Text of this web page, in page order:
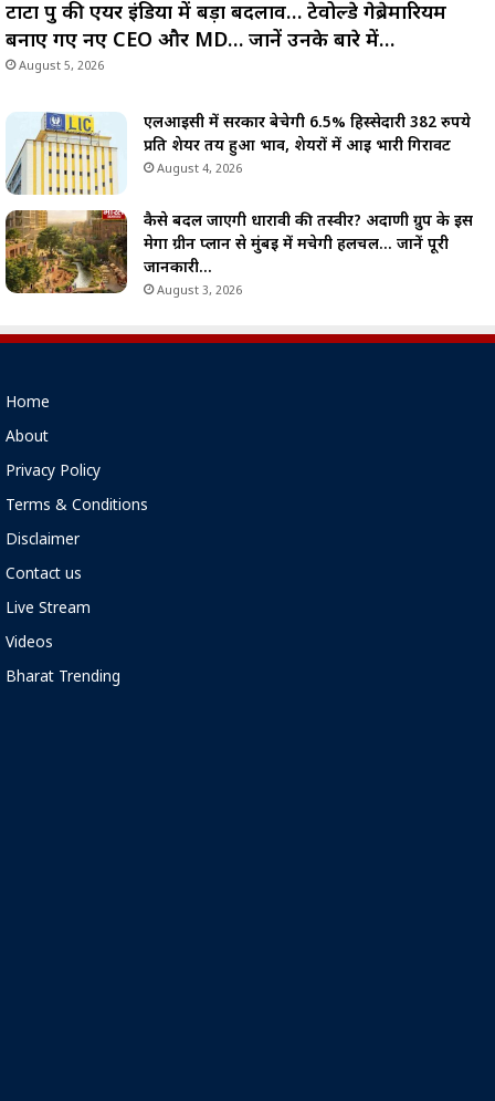
टाटा ग्रुप की एयर इंडिया में बड़ा बदलाव… टेवोल्डे गेब्रेमारियम
बनाए गए नए CEO और MD… जानें उनके बारे में…
August 5, 2026
एलआईसी में सरकार बेचेगी 6.5% हिस्सेदारी 382 रुपये
प्रति शेयर तय हुआ भाव, शेयरों में आई भारी गिरावट
August 4, 2026
कैसे बदल जाएगी धारावी की तस्वीर? अदाणी ग्रुप के इस
मेगा ग्रीन प्लान से मुंबई में मचेगी हलचल… जानें पूरी
जानकारी…
August 3, 2026
Home
About
Privacy Policy
Terms & Conditions
Disclaimer
Contact us
Live Stream
Videos
Bharat Trending